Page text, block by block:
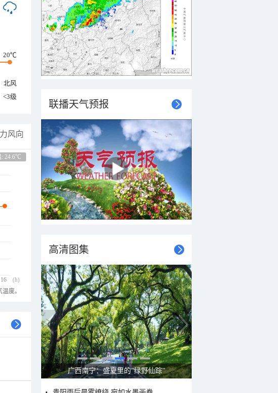
20℃
北风
<3级
风向
: 24.6℃
16 (h)
度。
联播天气预报
高清图集
呼伦贝尔草原 藏着最治愈的蓝天白云